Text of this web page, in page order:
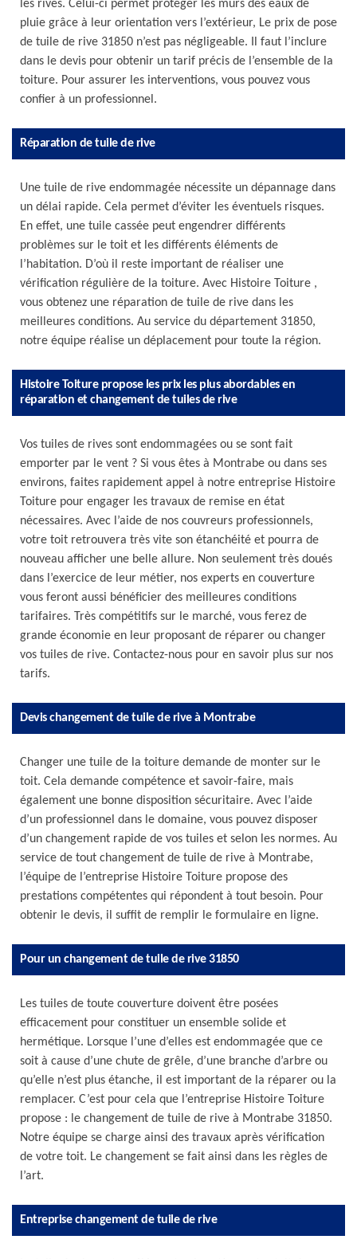
les rives. Celui-ci permet protéger les murs des eaux de
pluie grâce à leur orientation vers l’extérieur, Le prix de pose
de tuile de rive 31850 n’est pas négligeable. Il faut l’inclure
dans le devis pour obtenir un tarif précis de l’ensemble de la
toiture. Pour assurer les interventions, vous pouvez vous
confier à un professionnel.
Réparation de tuile de rive
Une tuile de rive endommagée nécessite un dépannage dans
un délai rapide. Cela permet d’éviter les éventuels risques.
En effet, une tuile cassée peut engendrer différents
problèmes sur le toit et les différents éléments de
l’habitation. D’où il reste important de réaliser une
vérification régulière de la toiture. Avec Histoire Toiture ,
vous obtenez une réparation de tuile de rive dans les
meilleures conditions. Au service du département 31850,
notre équipe réalise un déplacement pour toute la région.
Histoire Toiture propose les prix les plus abordables en
réparation et changement de tuiles de rive
Vos tuiles de rives sont endommagées ou se sont fait
emporter par le vent ? Si vous êtes à Montrabe ou dans ses
environs, faites rapidement appel à notre entreprise Histoire
Toiture pour engager les travaux de remise en état
nécessaires. Avec l’aide de nos couvreurs professionnels,
votre toit retrouvera très vite son étanchéité et pourra de
nouveau afficher une belle allure. Non seulement très doués
dans l’exercice de leur métier, nos experts en couverture
vous feront aussi bénéficier des meilleures conditions
tarifaires. Très compétitifs sur le marché, vous ferez de
grande économie en leur proposant de réparer ou changer
vos tuiles de rive. Contactez-nous pour en savoir plus sur nos
tarifs.
Devis changement de tuile de rive à Montrabe
Changer une tuile de la toiture demande de monter sur le
toit. Cela demande compétence et savoir-faire, mais
également une bonne disposition sécuritaire. Avec l’aide
d’un professionnel dans le domaine, vous pouvez disposer
d’un changement rapide de vos tuiles et selon les normes. Au
service de tout changement de tuile de rive à Montrabe,
l’équipe de l’entreprise Histoire Toiture propose des
prestations compétentes qui répondent à tout besoin. Pour
obtenir le devis, il suffit de remplir le formulaire en ligne.
Pour un changement de tuile de rive 31850
Les tuiles de toute couverture doivent être posées
efficacement pour constituer un ensemble solide et
hermétique. Lorsque l’une d’elles est endommagée que ce
soit à cause d’une chute de grêle, d’une branche d’arbre ou
qu’elle n’est plus étanche, il est important de la réparer ou la
remplacer. C’est pour cela que l’entreprise Histoire Toiture
propose : le changement de tuile de rive à Montrabe 31850.
Notre équipe se charge ainsi des travaux après vérification
de votre toit. Le changement se fait ainsi dans les règles de
l’art.
Entreprise changement de tuile de rive